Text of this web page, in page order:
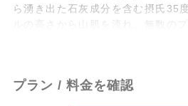
ら湧き出た石灰成分を含む摂氏35
ルの高さから山肌を流れ、無数の
プラン / 料金を確認